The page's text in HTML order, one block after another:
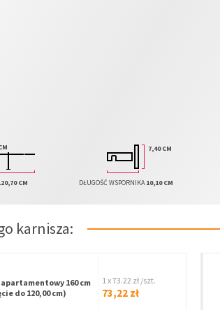
CM
7,40 CM
DŁUGOŚĆ WSPORNIKA 10,10 CM
karnisza:
160 cm
do 120,00 cm)
1 x 73.22 zł /szt.
73,22 zł